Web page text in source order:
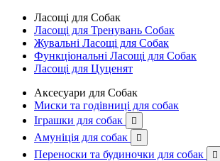
Ласощі для Собак
Ласощі для Тренувань Собак
Жувальні Ласощі для Собак
Функціональні Ласощі для Собак
Ласощі для Цуценят
Аксесуари для Собак
Миски та годівниці для собак
Іграшки для собак

Амуніція для собак 
Переноски та будиночки для собак 